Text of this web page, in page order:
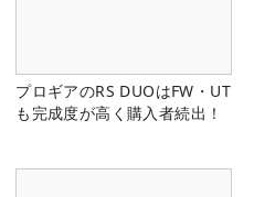
プロギアのRS DUOはFW・UT
も完成度が高く購入者続出！